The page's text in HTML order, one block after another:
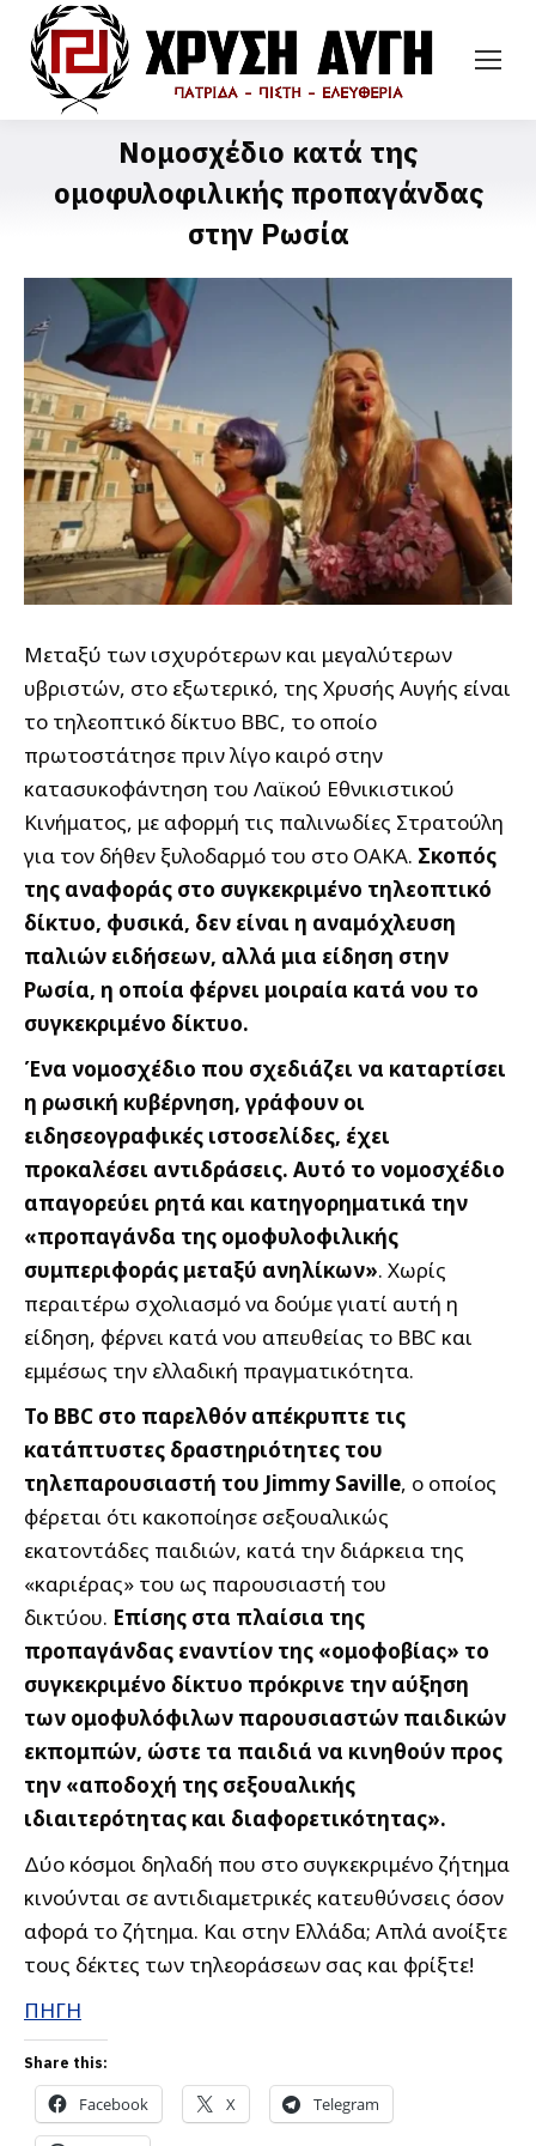
Νομοσχέδιο κατά της
ομοφυλοφιλικής προπαγάνδας
στην Ρωσία
Μεταξύ των ισχυρότερων και μεγαλύτερων
υβριστών, στο εξωτερικό, της Χρυσής Αυγής είναι
το τηλεοπτικό δίκτυο BBC, το οποίο
πρωτοστάτησε πριν λίγο καιρό στην
κατασυκοφάντηση του Λαϊκού Εθνικιστικού
Κινήματος, με αφορμή τις παλινωδίες Στρατούλη
για τον δήθεν ξυλοδαρμό του στο ΟΑΚΑ. Σκοπός
της αναφοράς στο συγκεκριμένο τηλεοπτικό
δίκτυο, φυσικά, δεν είναι η αναμόχλευση
παλιών ειδήσεων, αλλά μια είδηση στην
Ρωσία, η οποία φέρνει μοιραία κατά νου το
συγκεκριμένο δίκτυο.
Ένα νομοσχέδιο που σχεδιάζει να καταρτίσει
η ρωσική κυβέρνηση, γράφουν οι
ειδησεογραφικές ιστοσελίδες, έχει
προκαλέσει αντιδράσεις. Αυτό το νομοσχέδιο
απαγορεύει ρητά και κατηγορηματικά την
«προπαγάνδα της ομοφυλοφιλικής
συμπεριφοράς μεταξύ ανηλίκων». Χωρίς
περαιτέρω σχολιασμό να δούμε γιατί αυτή η
είδηση, φέρνει κατά νου απευθείας το BBC και
εμμέσως την ελλαδική πραγματικότητα.
Το BBC στο παρελθόν απέκρυπτε τις
κατάπτυστες δραστηριότητες του
τηλεπαρουσιαστή του Jimmy Saville, ο οποίος
φέρεται ότι κακοποίησε σεξουαλικώς
εκατοντάδες παιδιών, κατά την διάρκεια της
«καριέρας» του ως παρουσιαστή του
δικτύου. Επίσης στα πλαίσια της
προπαγάνδας εναντίον της «ομοφοβίας» το
συγκεκριμένο δίκτυο πρόκρινε την αύξηση
των ομοφυλόφιλων παρουσιαστών παιδικών
εκπομπών, ώστε τα παιδιά να κινηθούν προς
την «αποδοχή της σεξουαλικής
ιδιαιτερότητας και διαφορετικότητας».
Δύο κόσμοι δηλαδή που στο συγκεκριμένο ζήτημα
κινούνται σε αντιδιαμετρικές κατευθύνσεις όσον
αφορά το ζήτημα. Και στην Ελλάδα; Απλά ανοίξτε
τους δέκτες των τηλεοράσεων σας και φρίξτε!
ΠΗΓΗ
Share this:
Facebook X Telegram